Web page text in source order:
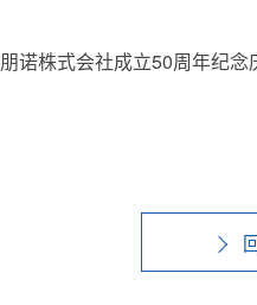
朋诺株式会社成立50周年纪念